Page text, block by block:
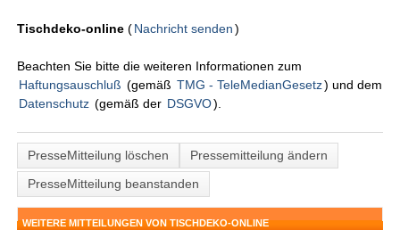
Tischdeko-online (Nachricht senden )
Beachten Sie bitte die weiteren Informationen zum
Haftungsauschluß (gemäß TMG - TeleMedianGesetz) und dem
Datenschutz (gemäß der DSGVO).
PresseMitteilung löschen
Pressemitteilung ändern
PresseMitteilung beanstanden
WEITERE MITTEILUNGEN VON TISCHDEKO-ONLINE